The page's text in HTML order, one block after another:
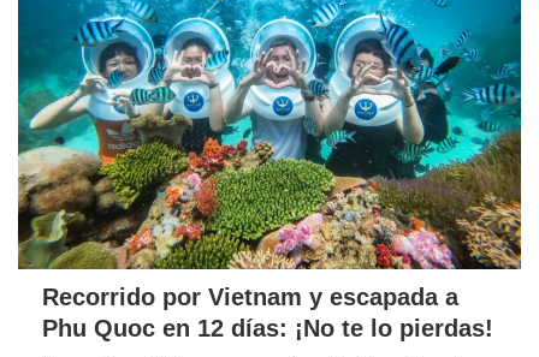
Recorrido por Vietnam y escapada a
Phu Quoc en 12 días: ¡No te lo pierdas!